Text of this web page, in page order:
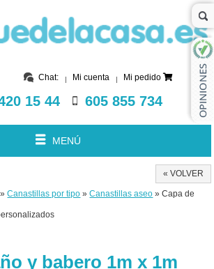
Chat: Mi cuenta Mi pedido
15 44 605 855 734
MENÚ
« VOLVER
»Canastillas por tipo »Canastillas aseo » Capa de
y babero 1m x 1m